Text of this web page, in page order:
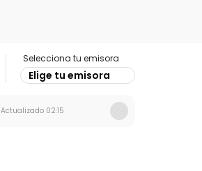
Selecciona tu emisora
Elige tu emisora
Actualizado 02:15